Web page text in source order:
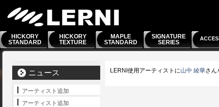
HICKORY
STANDARD
HICKORY
TEXTURE
MAPLE
STANDARD
SIGNATURE
SERIES
LERNI使用アーティストに山中 綾華さん
ニュース
アーティスト追加
アーティスト追加